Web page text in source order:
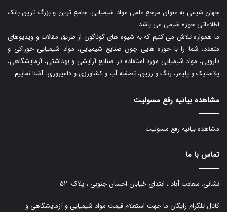
جهان شیمی به عنوان مرجع علمی مواد شیمیایی، جامع ترین و بزرگ ترین بانک
اطلاعاتی حوزه شیمی می باشد.
ما همواره تلاش می کنیم که به شیوه های گوناگون از طریق مقالات و ویدیوهای
متعدد، شما را با حوزه هایی چون صنایع شیمیایی، مواد شیمیایی خوراکی و
دارویی، مواد شیمیایی مورد استفاده در صنایع آرایشی و بهداشتی، آزمایشگاهی،
پلاستیک و پلیمر، رنگ و رزین، تصفیه آب و کشاورزی و دامپروری، آشنا نماییم.
مشاهده بیانیه رفع مسولیت
مشاهده بیانیه رفع مسولیت
تماس با ما
نشانی: سعادت آباد ، ابتدای خیابان احسان جنوبی ، پلاک ۵۲
کانال تلگرام رایگان ما جهت استعلام قیمت مواد شیمیایی و آزمایشگاهی و